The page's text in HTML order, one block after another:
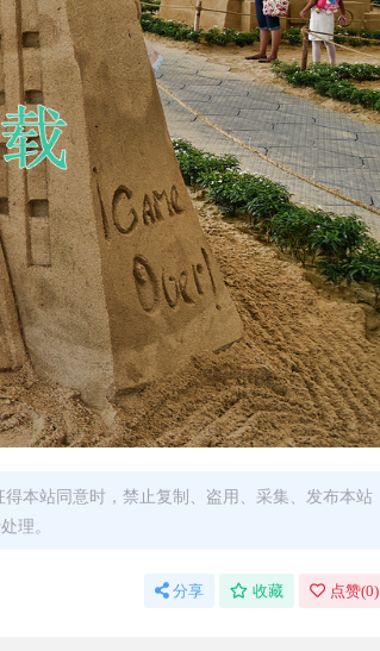
本站同意时，禁止复制、盗用、采集、发布本站
理。
分享 收藏 点赞(0)